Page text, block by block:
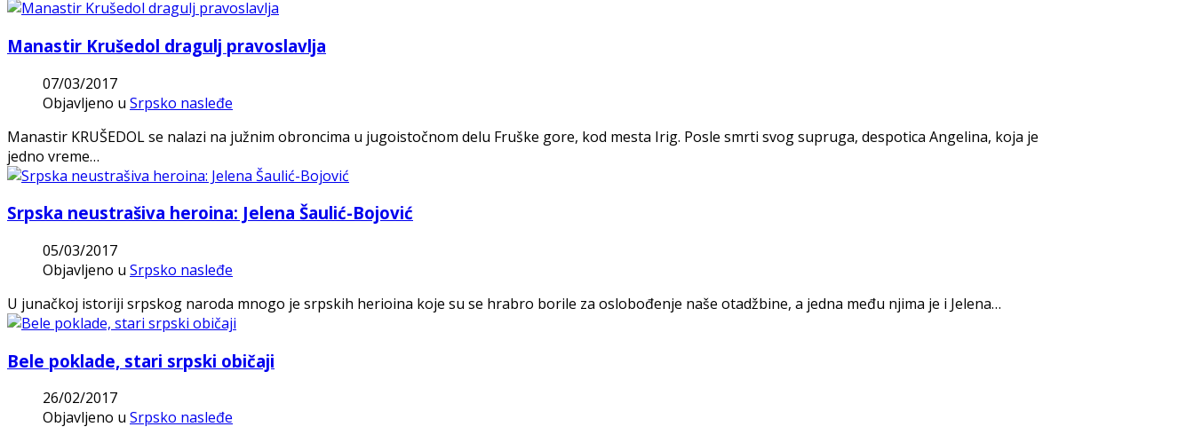
Manastir Krušedol dragulj pravoslavlja
07/03/2017
Objavljeno u Srpsko nasleđe
Manastir KRUŠEDOL se nalazi na južnim obroncima u jugoistočnom delu Fruške gore, kod mesta Irig. Posle smrti svog supruga, despotica Angelina, koja je
jedno vreme…
Srpska neustrašiva heroina: Jelena Šaulić-Bojović
05/03/2017
Objavljeno u Srpsko nasleđe
U junačkoj istoriji srpskog naroda mnogo je srpskih herioina koje su se hrabro borile za oslobođenje naše otadžbine, a jedna među njima je i Jelena…
Bele poklade, stari srpski običaji
26/02/2017
Objavljeno u Srpsko nasleđe